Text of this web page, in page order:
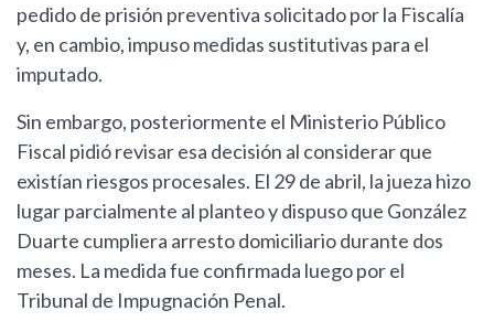
pedido de prisión preventiva solicitado por la Fiscalía
y, en cambio, impuso medidas sustitutivas para el
imputado.
Sin embargo, posteriormente el Ministerio Público
Fiscal pidió revisar esa decisión al considerar que
existían riesgos procesales. El 29 de abril, la jueza hizo
lugar parcialmente al planteo y dispuso que González
Duarte cumpliera arresto domiciliario durante dos
meses. La medida fue confirmada luego por el
Tribunal de Impugnación Penal.